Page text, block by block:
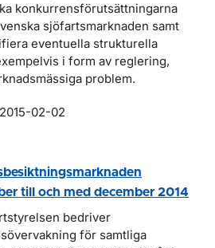
konkurrensförutsättningarna
sjöfartsmarknaden samt
eventuella strukturella
i form av reglering,
problem.
02-02
till och med december 2014
bedriver
för samtliga